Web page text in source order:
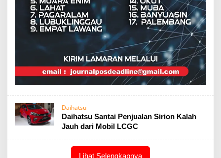
Daihatsu
Daihatsu Santai Penjualan Sirion Kalah
Jauh dari Mobil LCGC
Lihat Selengkapnya